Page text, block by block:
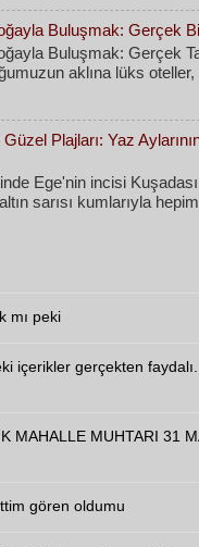
Buluşmak: Gerçek
Buluşmak: Gerçek
aklına lüks
Güzel Plajları: Yaz
Ege'nin incisi
sarısı kumlarıyla
mı peki
içerikler gerçekten faydalı.
MAHALLE MUHTARI 31
gören oldumu